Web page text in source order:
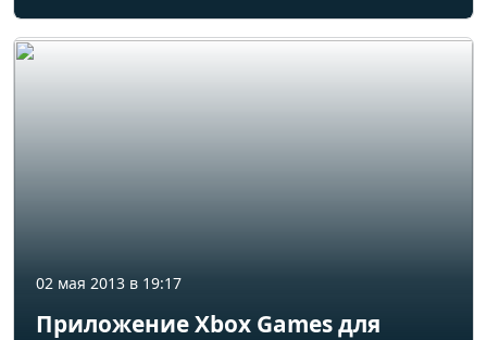
02 мая 2013 в 19:17
Приложение Xbox Games для